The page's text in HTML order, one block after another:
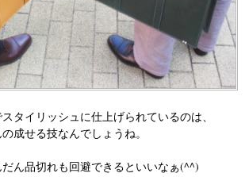
タイリッシュに仕上げられているのは、
成せる技なんでしょうね。
ん品切れも回避できるといいなぁ(^^)